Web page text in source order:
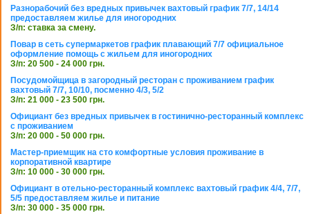
Разнорабочий без вредных привычек вахтовый график 7/7, 14/14
предоставляем жилье для иногородних
З/п: ставка за смену.
Повар в сеть супермаркетов график плавающий 7/7 официальное
оформление помощь с жильем для иногородних
З/п: 20 500 - 24 000 грн.
Посудомойщица в загородный ресторан с проживанием график
вахтовый 7/7, 10/10, посменно 4/3, 5/2
З/п: 21 000 - 23 500 грн.
Официант без вредных привычек в гостинично-ресторанный комплекс
с проживанием
З/п: 20 000 - 50 000 грн.
Мастер-приемщик на сто комфортные условия проживание в
корпоративной квартире
З/п: 10 000 - 30 000 грн.
Официант в отельно-ресторанный комплекс вахтовый график 4/4, 7/7,
5/5 предоставляем жилье и питание
З/п: 30 000 - 35 000 грн.